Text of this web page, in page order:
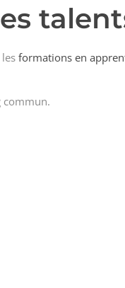
formations en
commun.